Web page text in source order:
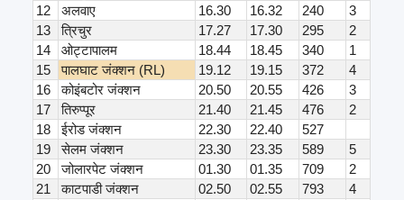
12
अलवाए 16.30 16.32 240
3
13
त्रिचुर 17.27 17.30 295
2
14
ओट्टापालम 18.44 18.45 340
1
15
पालघाट जंक्शन (RL) 19.12 19.15 372
4
16
कोइंबटोर जंक्शन 20.50 20.55 426
3
17
तिरुप्पूर 21.40 21.45 476
2
18
ईरोड जंक्शन 22.30 22.40
527
19
सेलम जंक्शन 23.30 23.35 589
5
20
जोलारपेट जंक्शन 01.30 01.35 709
2
21
काटपाडी जंक्शन 02.50 02.55 793
4